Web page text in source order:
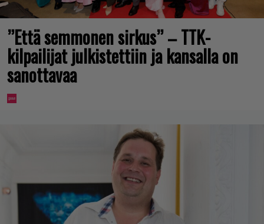
”Että semmonen sirkus” – TTK-
kilpailijat julkistettiin ja kansalla on
sanottavaa